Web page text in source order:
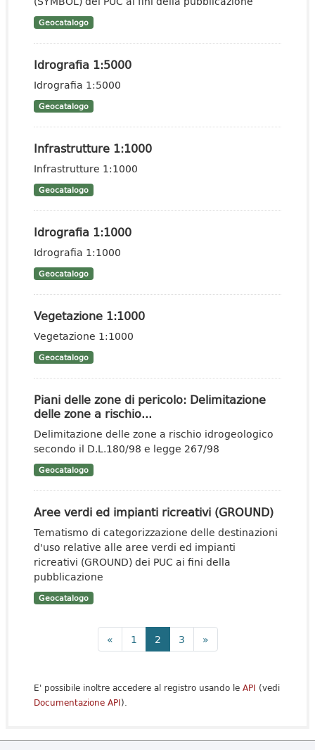
Geocatalogo
Idrografia 1:5000
Idrografia 1:5000
Geocatalogo
Infrastrutture 1:1000
Infrastrutture 1:1000
Geocatalogo
Idrografia 1:1000
Idrografia 1:1000
Geocatalogo
Vegetazione 1:1000
Vegetazione 1:1000
Geocatalogo
Piani delle zone di pericolo: Delimitazione
delle zone a rischio...
Delimitazione delle zone a rischio idrogeologico
secondo il D.L.180/98 e legge 267/98
Geocatalogo
Aree verdi ed impianti ricreativi (GROUND)
Tematismo di categorizzazione delle destinazioni
d'uso relative alle aree verdi ed impianti
ricreativi (GROUND) dei PUC ai fini della
pubblicazione
Geocatalogo
« 1 2 3 »
E' possibile inoltre accedere al registro usando le API (vedi
Documentazione API).